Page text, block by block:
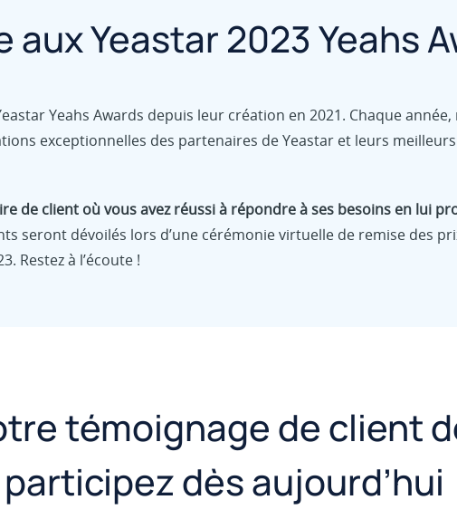
aux Yeastar 2023 Yeahs
Yeahs Awards depuis leur création en 2021. Chaque
exceptionnelles des partenaires de Yeastar et leurs
de client où vous avez réussi à répondre à ses besoins en lui
seront dévoilés lors d’une cérémonie virtuelle de remise des
Restez à l’écoute !
témoignage de client
dès aujourd’hui